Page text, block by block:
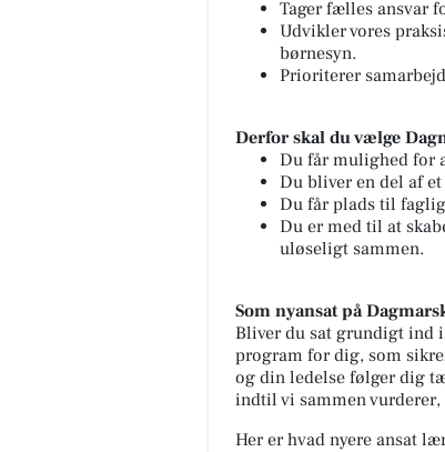
Tager fælles ansvar
Udvikler vores
børnesyn.
Prioriterer
Derfor skal du vælge
Du får mulighed for
Du bliver en del af
Du får plads til
Du er med til at
uløseligt sammen.
Som nyansat på
Bliver du sat grundigt ind
program for dig, som
og din ledelse følger dig
indtil vi sammen vurderer,
Her er hvad nyere ansat